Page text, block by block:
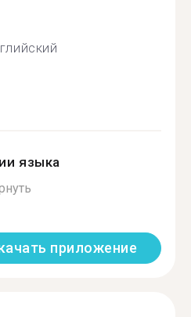
языка
приложение